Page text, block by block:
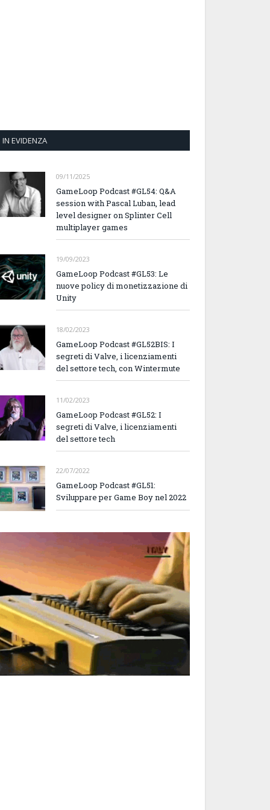
IN EVIDENZA
09/11/2025
GameLoop Podcast #GL54: Q&A
session with Pascal Luban, lead
level designer on Splinter Cell
multiplayer games
19/09/2023
GameLoop Podcast #GL53: Le
nuove policy di monetizzazione di
Unity
18/02/2023
GameLoop Podcast #GL52BIS: I
segreti di Valve, i licenziamenti
del settore tech, con Wintermute
11/02/2023
GameLoop Podcast #GL52: I
segreti di Valve, i licenziamenti
del settore tech
22/07/2022
GameLoop Podcast #GL51:
Sviluppare per Game Boy nel 2022